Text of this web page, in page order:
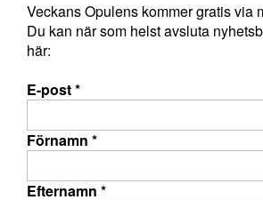
Veckans Opulens kommer gratis via
Du kan när som helst avsluta
här:
E-post*
Förnamn *
Efternamn *